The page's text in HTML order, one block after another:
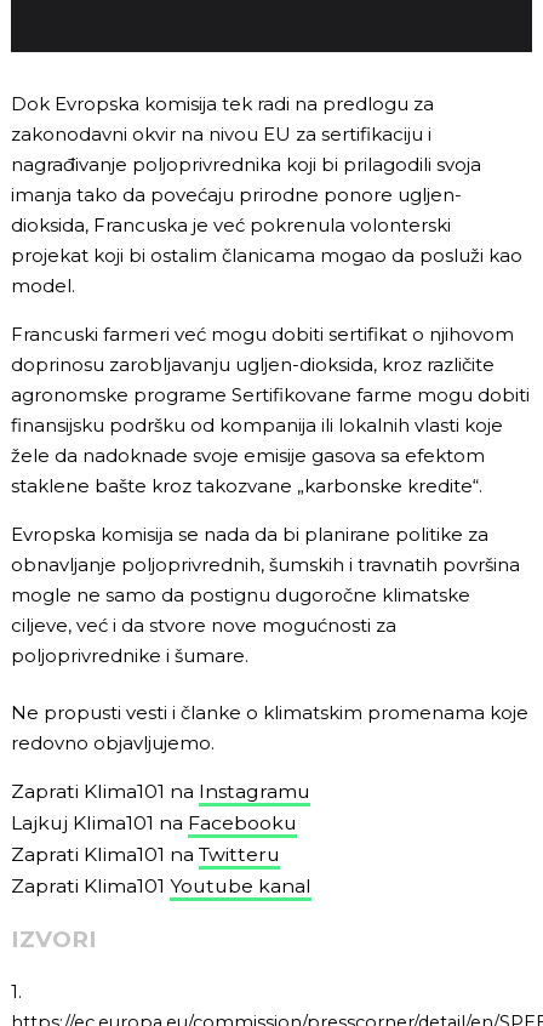
Dok Evropska komisija tek radi na predlogu za
zakonodavni okvir na nivou EU za sertifikaciju i
nagrađivanje poljoprivrednika koji bi prilagodili svoja
imanja tako da povećaju prirodne ponore ugljen-
dioksida, Francuska je već pokrenula volonterski
projekat koji bi ostalim članicama mogao da posluži kao
model.
Francuski farmeri već mogu dobiti sertifikat o njihovom
doprinosu zarobljavanju ugljen-dioksida, kroz različite
agronomske programe Sertifikovane farme mogu dobiti
finansijsku podršku od kompanija ili lokalnih vlasti koje
žele da nadoknade svoje emisije gasova sa efektom
staklene bašte kroz takozvane „karbonske kredite“.
Evropska komisija se nada da bi planirane politike za
obnavljanje poljoprivrednih, šumskih i travnatih površina
mogle ne samo da postignu dugoročne klimatske
ciljeve, već i da stvore nove mogućnosti za
poljoprivrednike i šumare.
Ne propusti vesti i članke o klimatskim promenama koje
redovno objavljujemo.
Zaprati Klima101 na Instagramu
Lajkuj Klima101 na Facebooku
Zaprati Klima101 na Twitteru
Zaprati Klima101 Youtube kanal
IZVORI
1.